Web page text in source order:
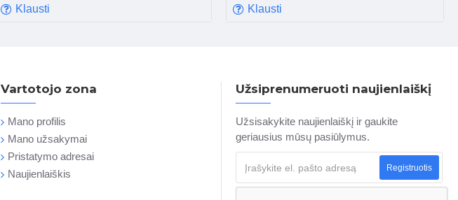
Klausti Klausti
Vartotojo zona
Mano profilis
Mano užsakymai
Pristatymo adresai
Naujienlaiškis
Užsiprenumeruoti naujienlaiškį
Užsisakykite naujienlaiškį ir gaukite
geriausius mūsų pasiūlymus.
Registruotis